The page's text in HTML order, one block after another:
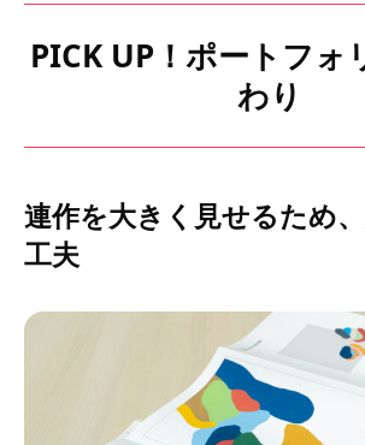
PICK UP！ポートフォ
わり
連作を大きく見せるため
工夫